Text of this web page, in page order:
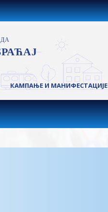
КАМПАЊЕ И МАНИФЕСТАЦИЈЕ